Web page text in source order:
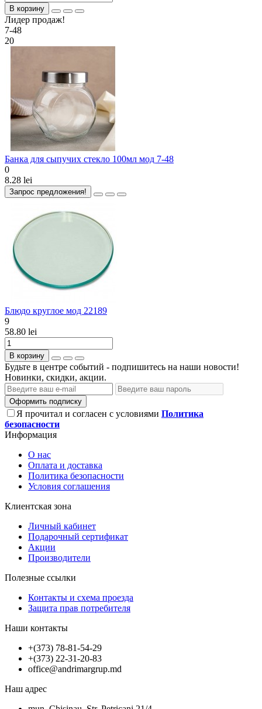
В корзину
Лидер продаж!
7-48
20
Банка для сыпучих стекло 100мл мод 7-48
0
8.28 lei
Запрос предложения!
Блюдо круглое мод 22189
9
58.80 lei
В корзину
Будьте в центре событий - подпишитесь на наши новости!
Новинки, скидки, акции.
Оформить подписку
Я прочитал и согласен с условиями Политика
безопасности
Информация
О нас
Оплата и доставка
Политика безопасности
Условия соглашения
Клиентская зона
Личный кабинет
Подарочный сертификат
Акции
Производители
Полезные ссылки
Контакты и схема проезда
Защита прав потребителя
Наши контакты
+(373) 78-81-54-29
+(373) 22-31-20-83
office@andrimargrup.md
Наш адрес